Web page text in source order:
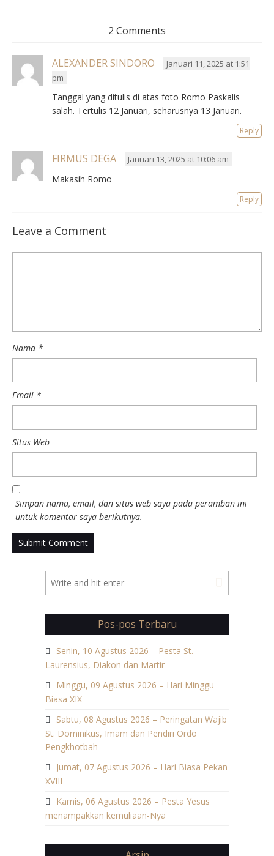
2 Comments
ALEXANDER SINDORO
Januari 11, 2025 at 1:51
pm
Tanggal yang ditulis di atas foto Romo Paskalis
salah. Tertulis 12 Januari, seharusnya 13 Januari.
Reply
FIRMUS DEGA Januari 13, 2025 at 10:06 am
Makasih Romo
Reply
Leave a Comment
Nama *
Email *
Situs Web
Simpan nama, email, dan situs web saya pada peramban ini
untuk komentar saya berikutnya.
Pos-pos Terbaru
Senin, 10 Agustus 2026 – Pesta St.
Laurensius, Diakon dan Martir
Minggu, 09 Agustus 2026 – Hari Minggu
Biasa XIX
Sabtu, 08 Agustus 2026 – Peringatan Wajib
St. Dominikus, Imam dan Pendiri Ordo
Pengkhotbah
Jumat, 07 Agustus 2026 – Hari Biasa Pekan
XVIII
Kamis, 06 Agustus 2026 – Pesta Yesus
menampakkan kemuliaan-Nya